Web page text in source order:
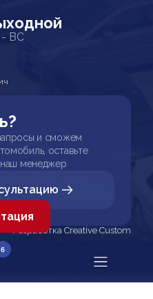
- ВС
и сможем
оставьте
наш менеджер
Разработка Creative Custom
6